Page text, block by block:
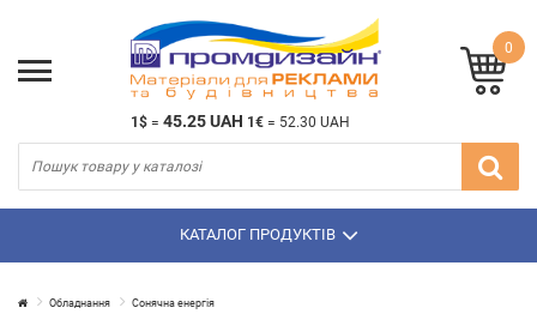
1$ = 45.25 UAH 1€ = 52.30 UAH
0
КАТАЛОГ ПРОДУКТІВ
Обладнання Сонячна енергія